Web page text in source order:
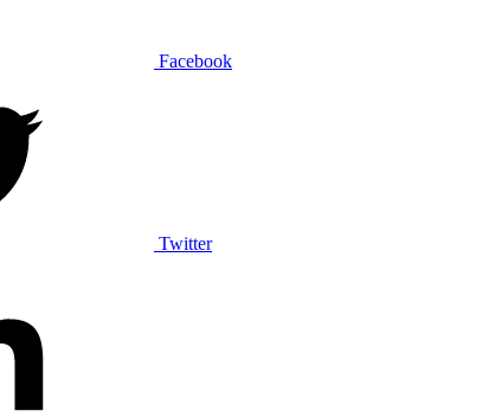
Facebook
Twitter